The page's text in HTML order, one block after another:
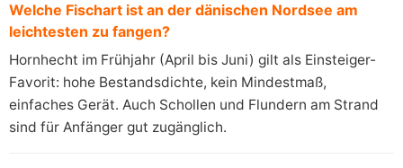
Welche Fischart ist an der dänischen Nordsee am
leichtesten zu fangen?
Hornhecht im Frühjahr (April bis Juni) gilt als Einsteiger-
Favorit: hohe Bestandsdichte, kein Mindestmaß,
einfaches Gerät. Auch Schollen und Flundern am Strand
sind für Anfänger gut zugänglich.